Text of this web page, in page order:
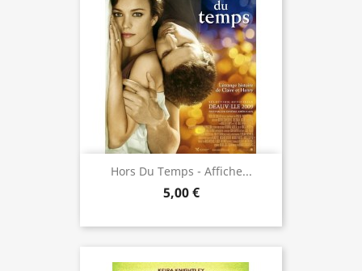
Hors Du Temps - Affiche...
5,00 €